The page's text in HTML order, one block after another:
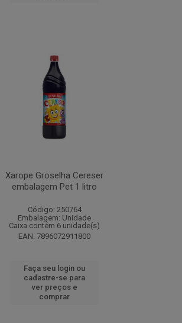
Xarope Groselha Cereser
embalagem Pet 1 litro
Código: 250764
Embalagem: Unidade
Caixa contém 6 unidade(s)
EAN: 7896072911800
Faça seu login ou
cadastre-se para
ver preços e
comprar